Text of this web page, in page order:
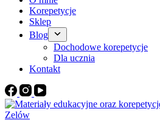
Korepetycje
Sklep
Blog
Dochodowe korepetycje
Dla ucznia
Kontakt